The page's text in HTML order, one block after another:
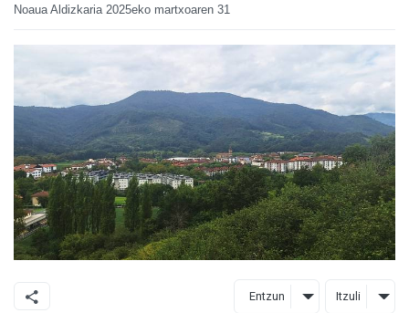
Noaua Aldizkaria 2025eko martxoaren 31
Entzun Itzuli